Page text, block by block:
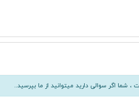
اگر سوالی دارید میتوانید از ما بپرسید..